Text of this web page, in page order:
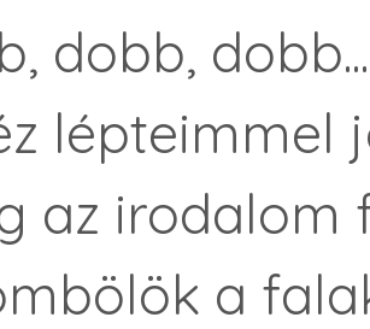
dobb,
lépteimmel
az irodalom
a